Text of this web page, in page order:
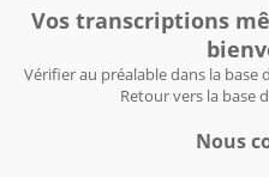
Vos transcriptions
Vérifier au préalable dans la base
Retour vers la base
Nous